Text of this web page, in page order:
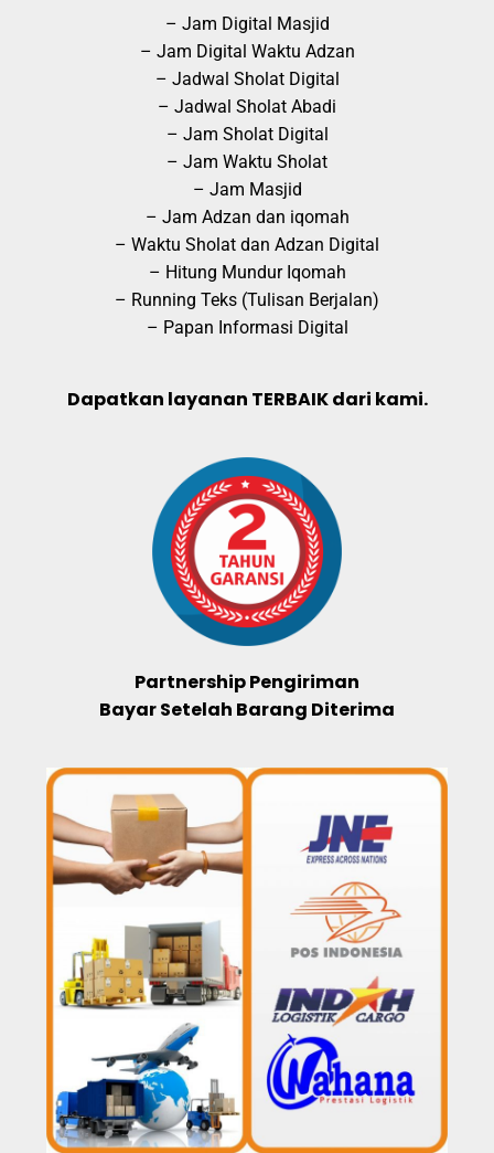
– Jam Digital Masjid
– Jam Digital Waktu Adzan
– Jadwal Sholat Digital
– Jadwal Sholat Abadi
– Jam Sholat Digital
– Jam Waktu Sholat
– Jam Masjid
– Jam Adzan dan iqomah
– Waktu Sholat dan Adzan Digital
– Hitung Mundur Iqomah
– Running Teks (Tulisan Berjalan)
– Papan Informasi Digital
Dapatkan layanan TERBAIK dari kami.
Partnership Pengiriman
Bayar Setelah Barang Diterima